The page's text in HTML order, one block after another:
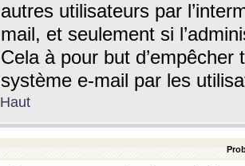
autres utilisateurs par
mail, et seulement si
Cela à pour but
système e-mail par les
Haut